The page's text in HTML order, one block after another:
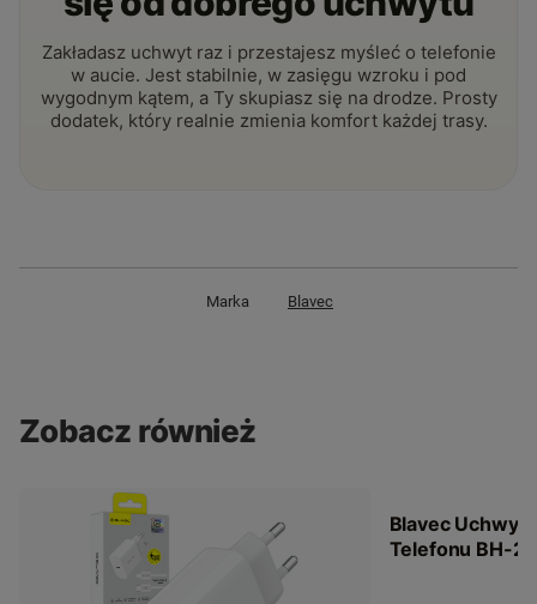
Zakładasz uchwyt raz i przestajesz myśleć o telefonie
w aucie. Jest stabilnie, w zasięgu wzroku i pod
wygodnym kątem, a Ty skupiasz się na drodze. Prosty
dodatek, który realnie zmienia komfort każdej trasy.
Marka Blavec
Zobacz również
Blavec Uchwyt
Telefonu BH-